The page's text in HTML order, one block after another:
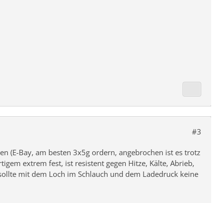
#3
(E-Bay, am besten 3x5g ordern, angebrochen ist es trotz
extrem fest, ist resistent gegen Hitze, Kälte, Abrieb,
mit dem Loch im Schlauch und dem Ladedruck keine